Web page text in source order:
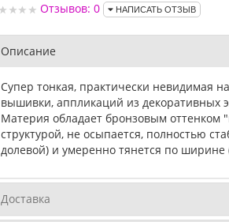
Отзывов: 0 НАПИСАТЬ ОТЗЫВ
Описание
Супер тонкая, практически невидимая
вышивки, аппликаций из декоративных
Материя обладает бронзовым оттенком
структурой, не осыпается, полностью
долевой) и умеренно тянется по ширине
Доставка